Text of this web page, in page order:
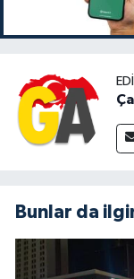
Bunlar da